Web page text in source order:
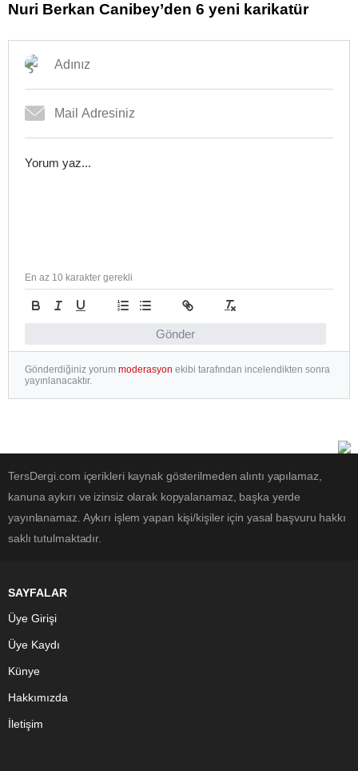
Nuri Berkan Canibey’den 6 yeni karikatür
Gönder
En az 10 karakter gerekli
Gönderdiğiniz yorum moderasyon ekibi tarafından incelendikten sonra
yayınlanacaktır.
TersDergi.com içerikleri kaynak gösterilmeden alıntı yapılamaz,
kanuna aykırı ve izinsiz olarak kopyalanamaz, başka yerde
yayınlanamaz. Aykırı işlem yapan kişi/kişiler için yasal başvuru hakkı
saklı tutulmaktadır.
SAYFALAR
Üye Girişi
Üye Kaydı
Künye
Hakkımızda
İletişim